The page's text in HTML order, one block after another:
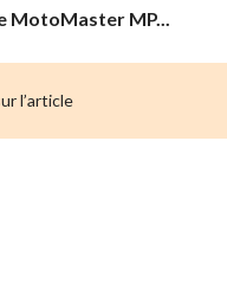
MotoMaster MP...
l’article